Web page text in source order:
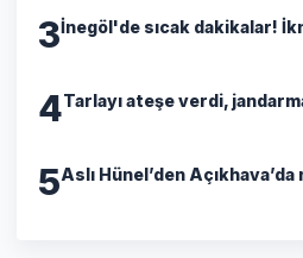
3İnegöl'de sıcak dakikalar!
4Tarlayı ateşe verdi,
5Aslı Hünel’den